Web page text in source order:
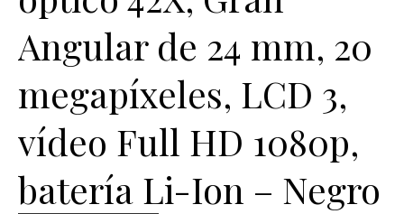
Angular de 24 mm, 20
megapíxeles, LCD 3,
vídeo Full HD 1080p,
batería Li-Ion – Negro